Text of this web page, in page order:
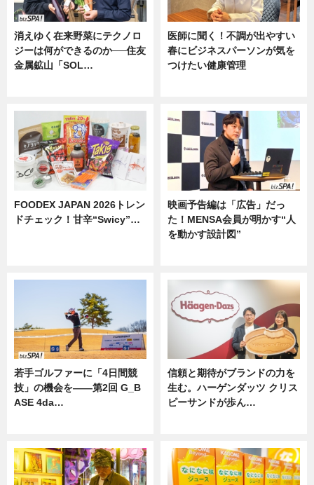
消えゆく在来野菜にテクノロ
ジーは何ができるのか──住友
金属鉱山「SOL…
医師に聞く！不調が出やすい
春にビジネスパーソンが気を
つけたい健康管理
FOODEX JAPAN 2026トレン
ドチェック！甘辛“Swicy”…
映画予告編は「広告」だっ
た！MENSA会員が明かす“人
を動かす設計図”
若手ゴルファーに「4日間競
技」の機会を——第2回 G_B
ASE 4da…
信頼と期待がブランドの力を
生む。ハーゲンダッツ クリス
ピーサンドが歩ん…